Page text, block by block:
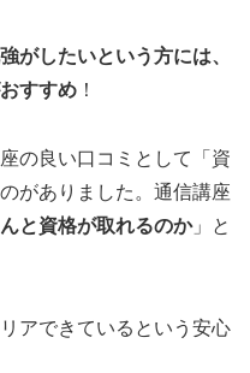
がしたいという方には、
すすめ ！
の良い口コミとして「資
がありました。通信講座
と資格が取れるのか」と
アできているという安心